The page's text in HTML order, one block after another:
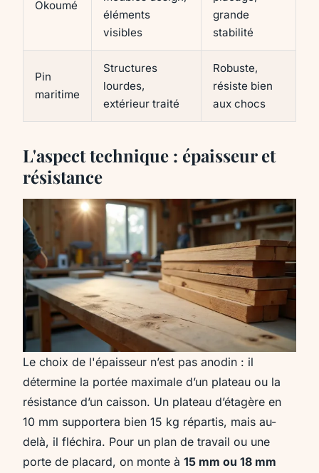
Okoumé
éléments
visibles
grande
stabilité
Pin
maritime
Structures
lourdes,
extérieur traité
Robuste,
résiste bien
aux chocs
L'aspect technique : épaisseur et
résistance
Le choix de l'épaisseur n’est pas anodin : il
détermine la portée maximale d’un plateau ou la
résistance d’un caisson. Un plateau d’étagère en
10 mm supportera bien 15 kg répartis, mais au-
delà, il fléchira. Pour un plan de travail ou une
porte de placard, on monte à 15 mm ou 18 mm